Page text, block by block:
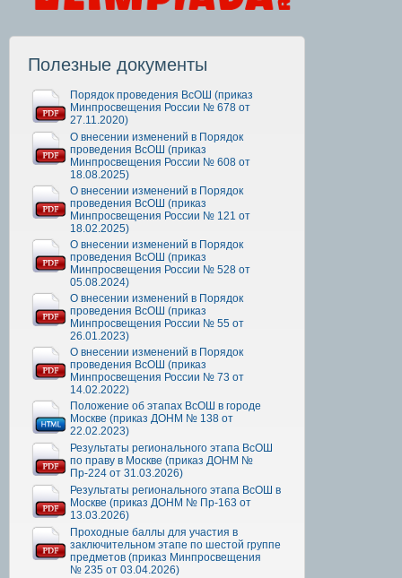
Полезные документы
Порядок проведения ВсОШ (приказ
Минпросвещения России № 678 от
27.11.2020)
О внесении изменений в Порядок
проведения ВсОШ (приказ
Минпросвещения России № 608 от
18.08.2025)
О внесении изменений в Порядок
проведения ВсОШ (приказ
Минпросвещения России № 121 от
18.02.2025)
О внесении изменений в Порядок
проведения ВсОШ (приказ
Минпросвещения России № 528 от
05.08.2024)
О внесении изменений в Порядок
проведения ВсОШ (приказ
Минпросвещения России № 55 от
26.01.2023)
О внесении изменений в Порядок
проведения ВсОШ (приказ
Минпросвещения России № 73 от
14.02.2022)
Положение об этапах ВсОШ в городе
Москве (приказ ДОНМ № 138 от
22.02.2023)
Результаты регионального этапа ВсОШ
по праву в Москве (приказ ДОНМ №
Пр-224 от 31.03.2026)
Результаты регионального этапа ВсОШ в
Москве (приказ ДОНМ № Пр-163 от
13.03.2026)
Проходные баллы для участия в
заключительном этапе по шестой группе
предметов (приказ Минпросвещения
№ 235 от 03.04.2026)